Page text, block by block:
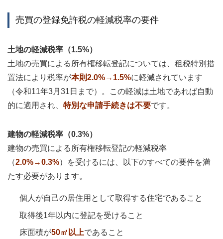
売買の登録免許税の軽減税率の要件
土地の軽減税率（1.5%）
土地の売買による所有権移転登記については、租税特別措
置法により税率が本則2.0%→1.5%に軽減されています
（令和11年3月31日まで）。この軽減は土地であれば自動
的に適用され、 特別な申請手続きは不要です。
建物の軽減税率（0.3%）
建物の売買による所有権移転登記の軽減税率
（2.0%→0.3%）を受けるには、以下のすべての要件を満
たす必要があります。
個人が自己の居住用として取得する住宅であること
取得後1年以内に登記を受けること
床面積が50㎡以上であること